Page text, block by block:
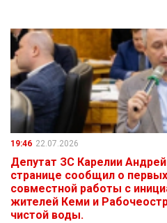
19:46 22.07.2026
Депутат ЗС Карелии
странице сообщил о
совместной работы с
жителей Кеми и
чистой воды.